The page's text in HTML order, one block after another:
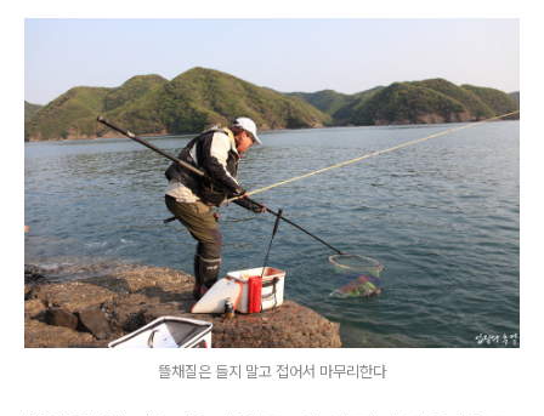
뜰채질은 들지 말고 접어서 마무리한다